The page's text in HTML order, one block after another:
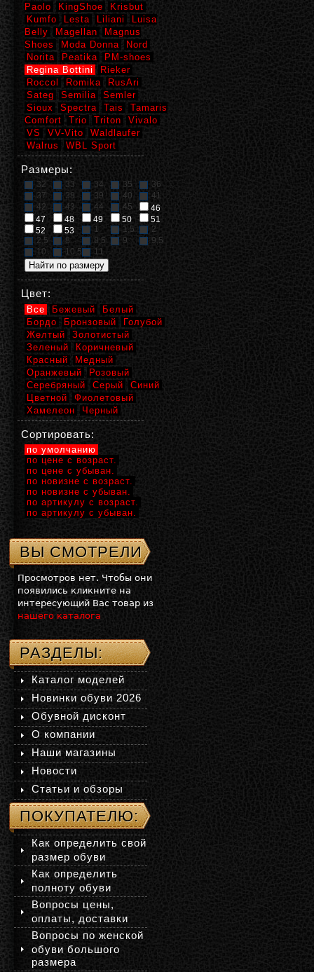
Paolo
KingShoe
Krisbut
Kumfo
Lesta Liliani
Luisa
Belly
Magellan
Magnus
Shoes
Moda Donna
Nord
Norita
Peatika
PM-shoes
Regina Bottini
Rieker
Roccol
Romika
RusAri
Sateg
Semilia
Semler
Sioux
Spectra Tais
Tamaris
Comfort
Trio Triton
Vivalo
VS
VV-Vito
Waldlaufer
Walrus
WBL Sport
Размеры:
32 33 34 35
36
37
38 39 40
41
42
43 44 45
46
47
48 49 50
51
52
53 1 1,5
2
2,5
8 8,5 9
9,5
10
10,5 11
Цвет:
Все Бежевый
Белый
Бордо
Бронзовый
Голубой
Желтый
Золотистый
Зеленый
Коричневый
Красный
Медный
Оранжевый
Розовый
Серебряный
Серый
Синий
Цветной
Фиолетовый
Хамелеон
Черный
Сортировать:
по умолчанию
по цене с возраст.
по цене с убыван.
по новизне с возраст.
по новизне с убыван.
по артикулу с возраст.
по артикулу с убыван.
ВЫ СМОТРЕЛИ
Просмотров нет. Чтобы они
появились кликните на
интересующий Вас товар из
нашего каталога
РАЗДЕЛЫ:
Каталог моделей
Новинки обуви 2026
Обувной дисконт
О компании
Наши магазины
Новости
Статьи и обзоры
ПОКУПАТЕЛЮ:
Как определить свой
размер обуви
Как определить
полноту обуви
Вопросы цены,
оплаты, доставки
Вопросы по женской
обуви большого
размера